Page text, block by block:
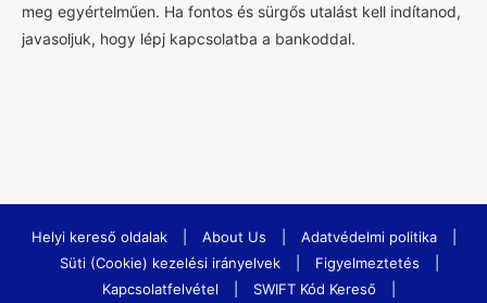
meg egyértelműen. Ha fontos és sürgős utalást kell indítanod,
javasoljuk, hogy lépj kapcsolatba a bankoddal.
Helyi kereső oldalak About Us Adatvédelmi politika
Süti (Cookie) kezelési irányelvek
Figyelmeztetés
Kapcsolatfelvétel
SWIFT Kód Kereső